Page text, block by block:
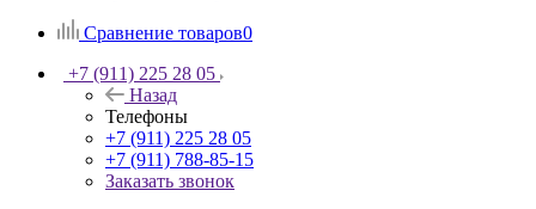
Сравнение товаров0
+7 (911) 225 28 05
Назад
Телефоны
+7 (911) 225 28 05
+7 (911) 788-85-15
Заказать звонок